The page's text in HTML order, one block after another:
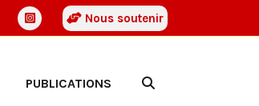
Nous soutenir
PUBLICATIONS